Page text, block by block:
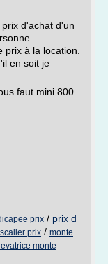
d'achat d'un
à la location.
en soit je
faut mini 800
prix / prix d
prix / monte
monte